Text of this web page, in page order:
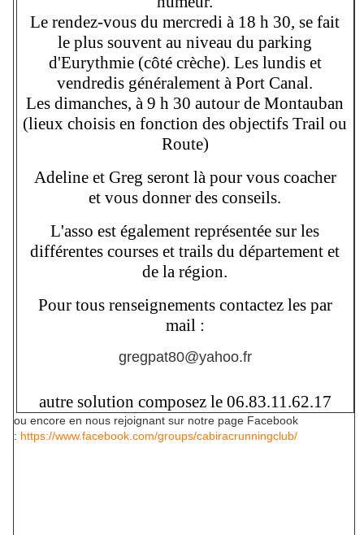
Le rendez-vous du mercredi à 18 h 30, se fait
le plus souvent au niveau du parking
d'Eurythmie (côté crèche). Les lundis et
vendredis généralement à Port Canal.
Les dimanches, à 9 h 30 autour de Montauban
(lieux choisis en fonction des objectifs Trail ou
Route)
Adeline et Greg seront là pour vous coacher
et vous donner des conseils.
L'asso est également représentée sur les
différentes courses et trails du département et
de la région.
Pour tous renseignements contactez les par
mail :
gregpat80@yahoo.fr
autre solution composez le 06.83.11.62.17
ou encore en nous rejoignant sur notre page Facebook
: https://www.facebook.com/groups/cabiracrunningclub/